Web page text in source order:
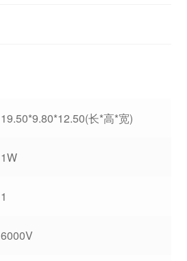
19.50*9.80*12.50(长*高*宽)
1W
1
6000V